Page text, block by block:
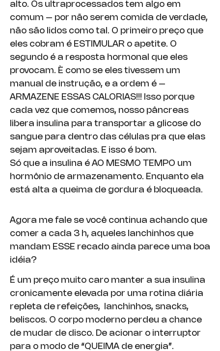
alto. Os ultraprocessados tem algo em
comum – por não serem comida de verdade,
não são lidos como tal. O primeiro preço que
eles cobram é ESTIMULAR o apetite. O
segundo é a resposta hormonal que eles
provocam. È como se eles tivessem um
manual de instrução, e a ordem é –
ARMAZENE ESSAS CALORIAS!!! Isso porque
cada vez que comemos, nosso pâncreas
libera insulina para transportar a glicose do
sangue para dentro das células pra que elas
sejam aproveitadas. E isso é bom.
Só que a insulina é AO MESMO TEMPO um
hormônio de armazenamento. Enquanto ela
está alta a queima de gordura é bloqueada.
Agora me fale se você continua achando que
comer a cada 3 h, aqueles lanchinhos que
mandam ESSE recado ainda parece uma boa
idéia?
É um preço muito caro manter a sua insulina
cronicamente elevada por uma rotina diária
repleta de refeições, lanchinhos, snacks,
beliscos. O corpo moderno perdeu a chance
de mudar de disco. De acionar o interruptor
para o modo de “QUEIMA de energia”.